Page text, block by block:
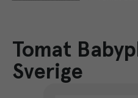
Tomat
Sverige